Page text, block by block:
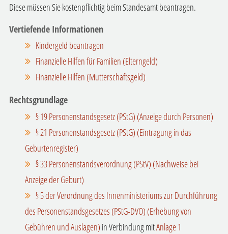
Diese müssen Sie kostenpflichtig beim Standesamt beantragen.
Vertiefende Informationen
Kindergeld beantragen
Finanzielle Hilfen für Familien (Elterngeld)
Finanzielle Hilfen (Mutterschaftsgeld)
Rechtsgrundlage
§ 19 Personenstandsgesetz (PStG) (Anzeige durch Personen)
§ 21 Personenstandsgesetz (PStG) (Eintragung in das
Geburtenregister)
§ 33 Personenstandsverordnung (PStV) (Nachweise bei
Anzeige der Geburt)
§ 5 der Verordnung des Innenministeriums zur Durchführung
des Personenstandsgesetzes (PStG-DVO) (Erhebung von
Gebühren und Auslagen) in Verbindung mitAnlage 1